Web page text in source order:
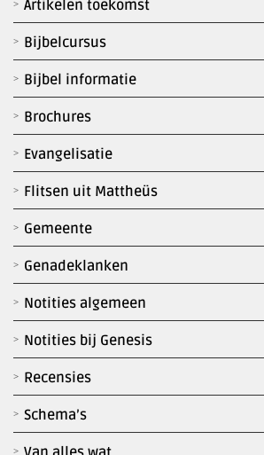
Artikelen toekomst
Bijbelcursus
Bijbel informatie
Brochures
Evangelisatie
Flitsen uit Mattheüs
Gemeente
Genadeklanken
Notities algemeen
Notities bij Genesis
Recensies
Schema’s